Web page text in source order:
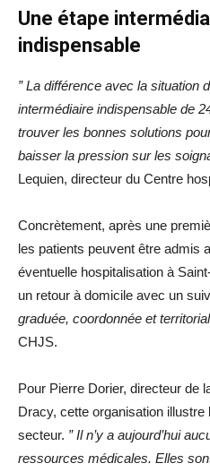
Une étape
indispensable
” La différence avec la situation
intermédiaire indispensable de
trouver les bonnes solutions
baisser la pression sur les
Lequien, directeur du Centre
Concrètement, après une
les patients peuvent être admis
éventuelle hospitalisation à
un retour à domicile avec un
graduée, coordonnée et
CHJS.
Pour Pierre Dorier, directeur de
Dracy, cette organisation illustre
secteur. ” Il n’y a aujourd’hui
ressources médicales. Elles